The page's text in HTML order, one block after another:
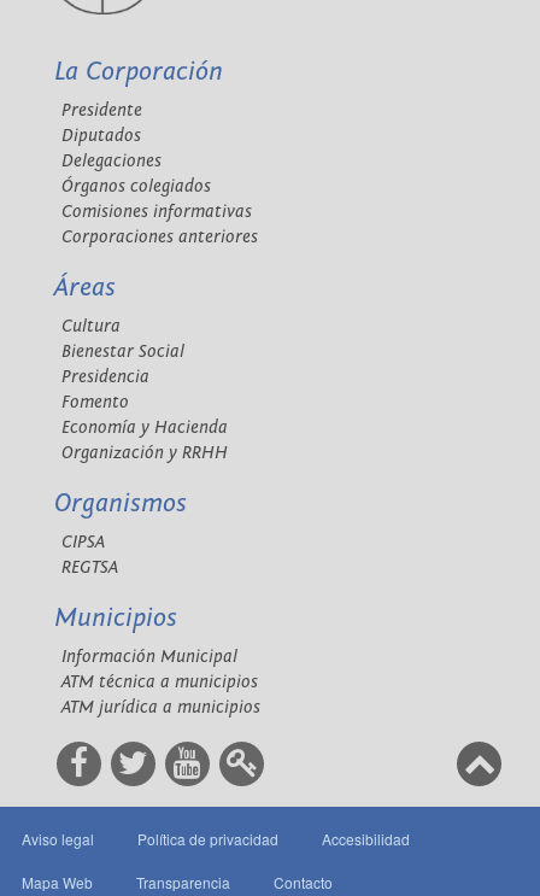
La Corporación
Presidente
Diputados
Delegaciones
Órganos colegiados
Comisiones informativas
Corporaciones anteriores
Áreas
Cultura
Bienestar Social
Presidencia
Fomento
Economía y Hacienda
Organización y RRHH
Organismos
CIPSA
REGTSA
Municipios
Información Municipal
ATM técnica a municipios
ATM jurídica a municipios
Aviso legal Política de privacidad Accesibilidad
Mapa Web Transparencia Contacto